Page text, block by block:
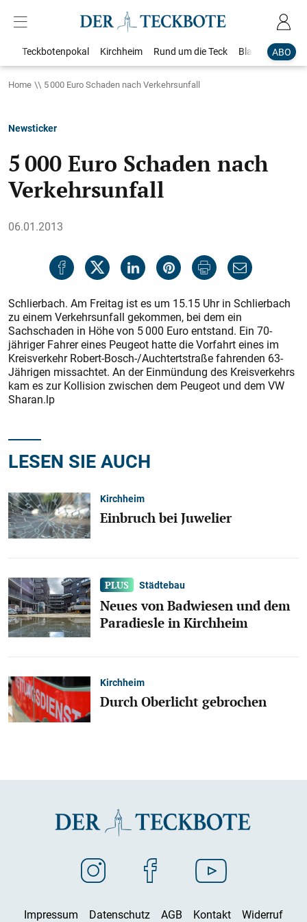
ABO
Teckbotenpokal Kirchheim Rund um die Teck Blaulicht
Home 5 000 Euro Schaden nach Verkehrsunfall
Newsticker
5 000 Euro Schaden nach
Verkehrsunfall
06.01.2013
Schlierbach. Am Freitag ist es um 15.15 Uhr in Schlierbach
zu einem Verkehrsunfall gekommen, bei dem ein
Sachschaden in Höhe von 5 000 Euro entstand. Ein 70-
jähriger Fahrer eines Peugeot hatte die Vorfahrt eines im
Kreisverkehr Robert-Bosch-/Auchtertstraße fahrenden 63-
Jährigen missachtet. An der Einmündung des Kreisverkehrs
kam es zur Kollision zwischen dem Peugeot und dem VW
Sharan.lp
LESEN SIE AUCH
Kirchheim
Einbruch bei Juwelier
Städtebau
Neues von Badwiesen und dem
Paradiesle in Kirchheim
Kirchheim
Durch Oberlicht gebrochen
Impressum Datenschutz AGB Kontakt Widerruf